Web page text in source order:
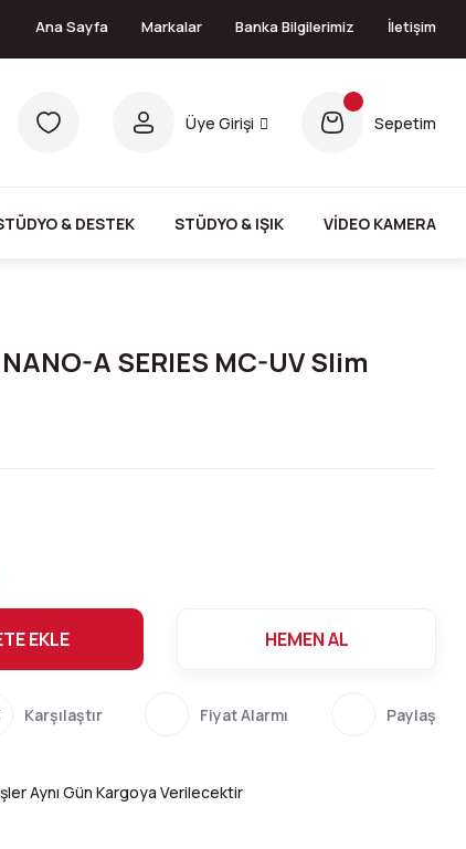
Ana Sayfa Markalar Banka Bilgilerimiz İletişim
Üye Girişi Sepetim
& DESTEK STÜDYO & IŞIK VİDEO KAMERA
A SERIES MC-UV Slim
EKLE HEMEN AL
Karşılaştır Fiyat Alarmı Paylaş
Aynı Gün Kargoya Verilecektir